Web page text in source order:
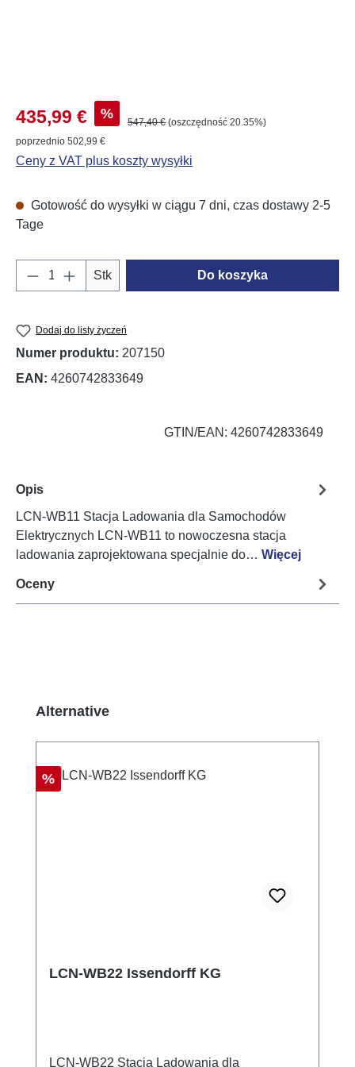
Cena sprzedaży:
435,99 € % Cena regularna:
547,40 € (oszczędność 20.35%)
poprzednio 502,99 €
Ceny z VAT plus koszty wysyłki
Gotowość do wysyłki w ciągu 7 dni, czas dostawy 2-5
Tage
Ilość produktu: Wprowadź żądaną ilość
Stk Do koszyka
Dodaj do listy życzeń
Numer produktu: 207150
EAN: 4260742833649
GTIN/EAN: 4260742833649
Opis
LCN-WB11 Stacja Ladowania dla Samochodów
Elektrycznych LCN-WB11 to nowoczesna stacja
ladowania zaprojektowana specjalnie do… Więcej
Oceny
Pomiń galerię produktów
Alternative
Rabat
%
LCN-WB22 Issendorff KG
LCN-WB22 Stacja Ladowania dla